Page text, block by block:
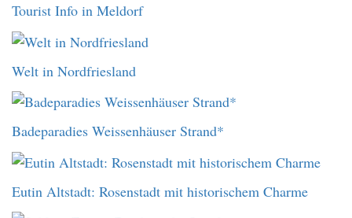
Tourist Info in Meldorf
Welt in Nordfriesland
Badeparadies Weissenhäuser Strand*
Eutin Altstadt: Rosenstadt mit historischem Charme